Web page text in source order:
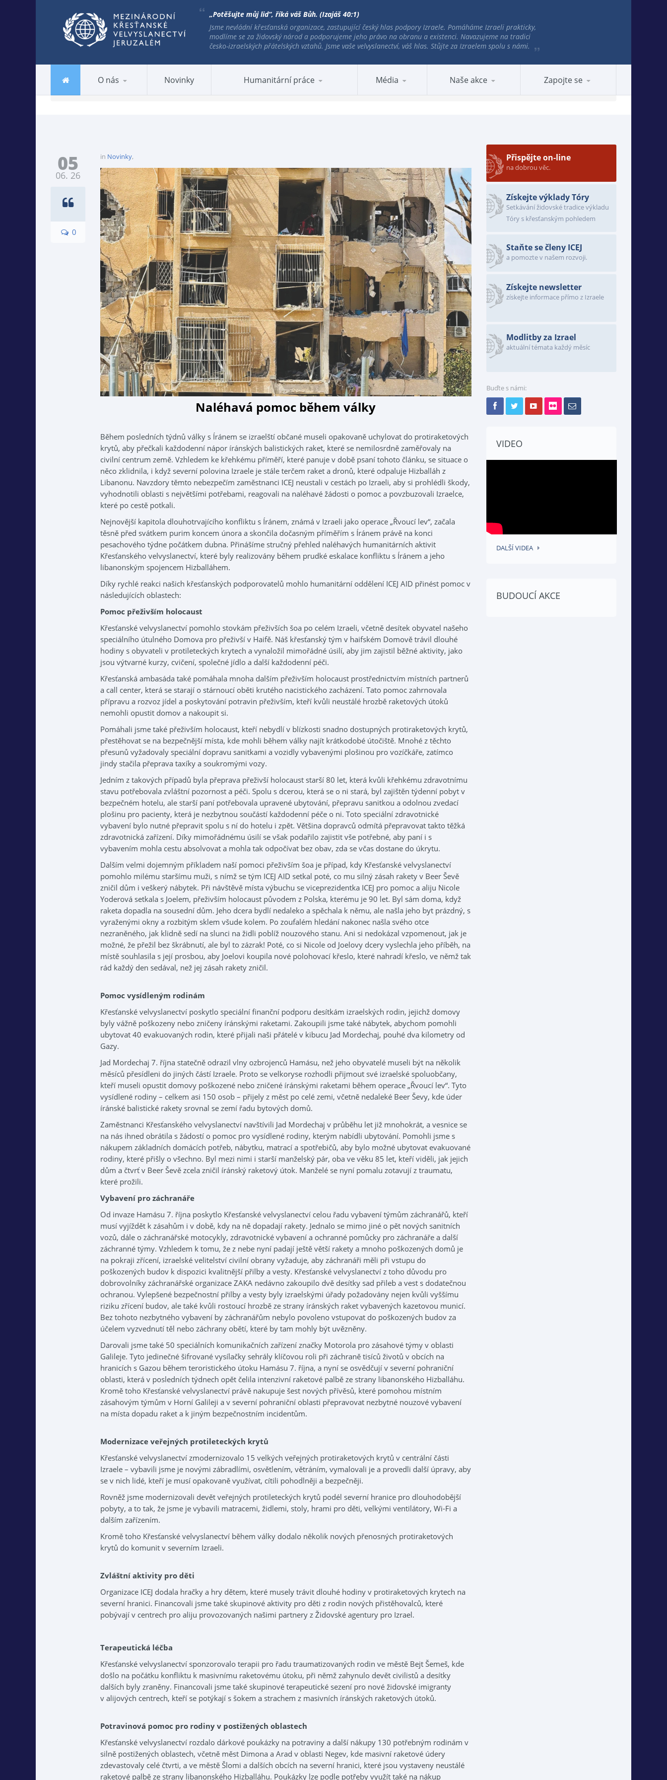
„Potěšujte můj lid“, říká váš Bůh. (Izajáš 40:1)
Jsme nevládní křesťanská organizace, zastupující český hlas podpory Izraele. Pomáháme Izraeli prakticky,
modlíme se za židovský národ a podporujeme jeho právo na obranu a existenci. Navazujeme na tradici
česko-izraelských přátelských vztahů. Jsme vaše velvyslanectví, váš hlas. Stůjte za Izraelem spolu s námi.
O nás Novinky Humanitární práce Média Naše akce Zapojte se
NALÉHAVÁ POMOC BĚHEM VÁLKY
05
06. 26
0
in Novinky,
Naléhavá pomoc během války
Během posledních týdnů války s Íránem se izraelští občané museli opakovaně uchylovat do protiraketových
krytů, aby přečkali každodenní nápor íránských balistických raket, které se nemilosrdně zaměřovaly na
civilní centrum země. Vzhledem ke křehkému příměří, které panuje v době psaní tohoto článku, se situace o
něco zklidnila, i když severní polovina Izraele je stále terčem raket a dronů, které odpaluje Hizballáh z
Libanonu. Navzdory těmto nebezpečím zaměstnanci ICEJ neustali v cestách po Izraeli, aby si prohlédli škody,
vyhodnotili oblasti s největšími potřebami, reagovali na naléhavé žádosti o pomoc a povzbuzovali Izraelce,
které po cestě potkali.
Nejnovější kapitola dlouhotrvajícího konfliktu s Íránem, známá v Izraeli jako operace „Řvoucí lev“, začala
těsně před svátkem purim koncem února a skončila dočasným příměřím s Íránem právě na konci
pesachového týdne počátkem dubna. Přinášíme stručný přehled naléhavých humanitárních aktivit
Křesťanského velvyslanectví, které byly realizovány během prudké eskalace konfliktu s Íránem a jeho
libanonským spojencem Hizballáhem.
Díky rychlé reakci našich křesťanských podporovatelů mohlo humanitární oddělení ICEJ AID přinést pomoc v
následujících oblastech:
Pomoc přeživším holocaust
Křesťanské velvyslanectví pomohlo stovkám přeživších šoa po celém Izraeli, včetně desítek obyvatel našeho
speciálního útulného Domova pro přeživší v Haifě. Náš křesťanský tým v haifském Domově trávil dlouhé
hodiny s obyvateli v protileteckých krytech a vynaložil mimořádné úsilí, aby jim zajistil běžné aktivity, jako
jsou výtvarné kurzy, cvičení, společné jídlo a další každodenní péči.
Křesťanská ambasáda také pomáhala mnoha dalším přeživším holocaust prostřednictvím místních partnerů
a call center, která se starají o stárnoucí oběti krutého nacistického zacházení. Tato pomoc zahrnovala
přípravu a rozvoz jídel a poskytování potravin přeživším, kteří kvůli neustálé hrozbě raketových útoků
nemohli opustit domov a nakoupit si.
Pomáhali jsme také přeživším holocaust, kteří nebydlí v blízkosti snadno dostupných protiraketových krytů,
přestěhovat se na bezpečnější místa, kde mohli během války najít krátkodobé útočiště. Mnohé z těchto
přesunů vyžadovaly speciální dopravu sanitkami a vozidly vybavenými plošinou pro vozíčkáře, zatímco
jindy stačila přeprava taxíky a soukromými vozy.
Jedním z takových případů byla přeprava přeživší holocaust starší 80 let, která kvůli křehkému zdravotnímu
stavu potřebovala zvláštní pozornost a péči. Spolu s dcerou, která se o ni stará, byl zajištěn týdenní pobyt v
bezpečném hotelu, ale starší paní potřebovala upravené ubytování, přepravu sanitkou a odolnou zvedací
plošinu pro pacienty, která je nezbytnou součástí každodenní péče o ni. Toto speciální zdravotnické
vybavení bylo nutné přepravit spolu s ní do hotelu i zpět. Většina dopravců odmítá přepravovat takto těžká
zdravotnická zařízení. Díky mimořádnému úsilí se však podařilo zajistit vše potřebné, aby paní i s
vybavením mohla cestu absolvovat a mohla tak odpočívat bez obav, zda se včas dostane do úkrytu.
Dalším velmi dojemným příkladem naší pomoci přeživším šoa je případ, kdy Křesťanské velvyslanectví
pomohlo milému staršímu muži, s nímž se tým ICEJ AID setkal poté, co mu silný zásah rakety v Beer Ševě
zničil dům i veškerý nábytek. Při návštěvě místa výbuchu se viceprezidentka ICEJ pro pomoc a aliju Nicole
Yoderová setkala s Joelem, přeživším holocaust původem z Polska, kterému je 90 let. Byl sám doma, když
raketa dopadla na sousední dům. Jeho dcera bydlí nedaleko a spěchala k němu, ale našla jeho byt prázdný, s
vyraženými okny a rozbitým sklem všude kolem. Po zoufalém hledání nakonec našla svého otce
nezraněného, jak klidně sedí na slunci na židli poblíž nouzového stanu. Ani si nedokázal vzpomenout, jak je
možné, že přežil bez škrábnutí, ale byl to zázrak! Poté, co si Nicole od Joelovy dcery vyslechla jeho příběh, na
místě souhlasila s její prosbou, aby Joelovi koupila nové polohovací křeslo, které nahradí křeslo, ve němž tak
rád každý den sedával, než jej zásah rakety zničil.
Pomoc vysídleným rodinám
Křesťanské velvyslanectví poskytlo speciální finanční podporu desítkám izraelských rodin, jejichž domovy
byly vážně poškozeny nebo zničeny íránskými raketami. Zakoupili jsme také nábytek, abychom pomohli
ubytovat 40 evakuovaných rodin, které přijali naši přátelé v kibucu Jad Mordechaj, pouhé dva kilometry od
Gazy.
Jad Mordechaj 7. října statečně odrazil vlny ozbrojenců Hamásu, než jeho obyvatelé museli být na několik
měsíců přesídleni do jiných částí Izraele. Proto se velkoryse rozhodli přijmout své izraelské spoluobčany,
kteří museli opustit domovy poškozené nebo zničené íránskými raketami během operace „Řvoucí lev“. Tyto
vysídlené rodiny – celkem asi 150 osob – přijely z měst po celé zemi, včetně nedaleké Beer Ševy, kde úder
íránské balistické rakety srovnal se zemí řadu bytových domů.
Zaměstnanci Křesťanského velvyslanectví navštívili Jad Mordechaj v průběhu let již mnohokrát, a vesnice se
na nás ihned obrátila s žádostí o pomoc pro vysídlené rodiny, kterým nabídli ubytování. Pomohli jsme s
nákupem základních domácích potřeb, nábytku, matrací a spotřebičů, aby bylo možné ubytovat evakuované
rodiny, které přišly o všechno. Byl mezi nimi i starší manželský pár, oba ve věku 85 let, kteří viděli, jak jejich
dům a čtvrť v Beer Ševě zcela zničil íránský raketový útok. Manželé se nyní pomalu zotavují z traumatu,
které prožili.
Vybavení pro záchranáře
Od invaze Hamásu 7. října poskytlo Křesťanské velvyslanectví celou řadu vybavení týmům záchranářů, kteří
musí vyjíždět k zásahům i v době, kdy na ně dopadají rakety. Jednalo se mimo jiné o pět nových sanitních
vozů, dále o záchranářské motocykly, zdravotnické vybavení a ochranné pomůcky pro záchranáře a další
záchranné týmy. Vzhledem k tomu, že z nebe nyní padají ještě větší rakety a mnoho poškozených domů je
na pokraji zřícení, izraelské velitelství civilní obrany vyžaduje, aby záchranáři měli při vstupu do
poškozených budov k dispozici kvalitnější přilby a vesty. Křesťanské velvyslanectví z toho důvodu pro
dobrovolníky záchranářské organizace ZAKA nedávno zakoupilo dvě desítky sad přileb a vest s dodatečnou
ochranou. Vylepšené bezpečnostní přilby a vesty byly izraelskými úřady požadovány nejen kvůli vyššímu
riziku zřícení budov, ale také kvůli rostoucí hrozbě ze strany íránských raket vybavených kazetovou municí.
Bez tohoto nezbytného vybavení by záchranářům nebylo povoleno vstupovat do poškozených budov za
účelem vyzvednutí těl nebo záchrany obětí, které by tam mohly být uvězněny.
Darovali jsme také 50 speciálních komunikačních zařízení značky Motorola pro zásahové týmy v oblasti
Galileje. Tyto jedinečné šifrované vysílačky sehrály klíčovou roli při záchraně tisíců životů v obcích na
hranicích s Gazou během teroristického útoku Hamásu 7. října, a nyní se osvědčují v severní pohraniční
oblasti, která v posledních týdnech opět čelila intenzivní raketové palbě ze strany libanonského Hizballáhu.
Kromě toho Křesťanské velvyslanectví právě nakupuje šest nových přívěsů, které pomohou místním
zásahovým týmům v Horní Galileji a v severní pohraniční oblasti přepravovat nezbytné nouzové vybavení
na místa dopadu raket a k jiným bezpečnostním incidentům.
Modernizace veřejných protileteckých krytů
Křesťanské velvyslanectví zmodernizovalo 15 velkých veřejných protiraketových krytů v centrální části
Izraele – vybavili jsme je novými zábradlími, osvětlením, větráním, vymalovali je a provedli další úpravy, aby
se v nich lidé, kteří je musí opakovaně využívat, cítili pohodlněji a bezpečněji.
Rovněž jsme modernizovali devět veřejných protileteckých krytů podél severní hranice pro dlouhodobější
pobyty, a to tak, že jsme je vybavili matracemi, židlemi, stoly, hrami pro děti, velkými ventilátory, Wi-Fi a
dalším zařízením.
Kromě toho Křesťanské velvyslanectví během války dodalo několik nových přenosných protiraketových
krytů do komunit v severním Izraeli.
Zvláštní aktivity pro děti
Organizace ICEJ dodala hračky a hry dětem, které musely trávit dlouhé hodiny v protiraketových krytech na
severní hranici. Financovali jsme také skupinové aktivity pro děti z rodin nových přistěhovalců, které
pobývají v centrech pro aliju provozovaných našimi partnery z Židovské agentury pro Izrael.
Terapeutická léčba
Křesťanské velvyslanectví sponzorovalo terapii pro řadu traumatizovaných rodin ve městě Bejt Šemeš, kde
došlo na počátku konfliktu k masivnímu raketovému útoku, při němž zahynulo devět civilistů a desítky
dalších byly zraněny. Financovali jsme také skupinové terapeutické sezení pro nové židovské imigranty
v alijových centrech, kteří se potýkají s šokem a strachem z masivních íránských raketových útoků.
Potravinová pomoc pro rodiny v postižených oblastech
Křesťanské velvyslanectví rozdalo dárkové poukázky na potraviny a další nákupy 130 potřebným rodinám v
silně postižených oblastech, včetně měst Dimona a Arad v oblasti Negev, kde masivní raketové údery
zdevastovaly celé čtvrti, a ve městě Šlomi a dalších obcích na severní hranici, které jsou vystaveny neustálé
raketové palbě ze strany libanonského Hizballáhu. Poukázky lze podle potřeby využít také na nákup
Přispějte on-line
na dobrou věc.
Získejte výklady Tóry
Setkávání židovské tradice výkladu
Tóry s křesťanským pohledem
Staňte se členy ICEJ
a pomozte v našem rozvoji.
Získejte newsletter
získejte informace přímo z Izraele
Modlitby za Izrael
aktuální témata každý měsíc
Buďte s námi:
VIDEO
DALŠÍ VIDEA
BUDOUCÍ AKCE